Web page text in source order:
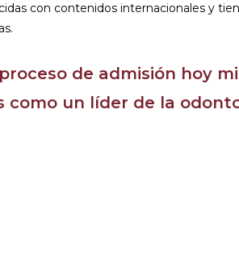
con contenidos internacionales y
de admisión hoy
como un líder de la